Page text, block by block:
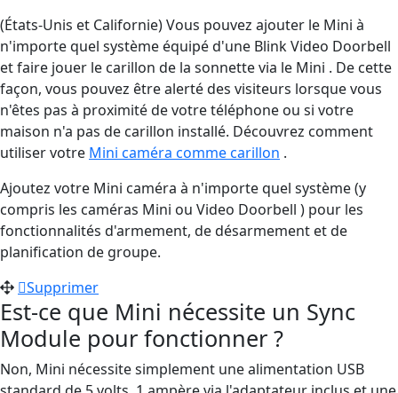
(États-Unis et Californie) Vous pouvez ajouter le Mini à
n'importe quel système équipé d'une Blink Video Doorbell
et faire jouer le carillon de la sonnette via le Mini . De cette
façon, vous pouvez être alerté des visiteurs lorsque vous
n'êtes pas à proximité de votre téléphone ou si votre
maison n'a pas de carillon installé. Découvrez comment
utiliser votre Mini caméra comme carillon .
Ajoutez votre Mini caméra à n'importe quel système (y
compris les caméras Mini ou Video Doorbell ) pour les
fonctionnalités d'armement, de désarmement et de
planification de groupe.
Supprimer
Est-ce que Mini nécessite un Sync
Module pour fonctionner ?
Non, Mini nécessite simplement une alimentation USB